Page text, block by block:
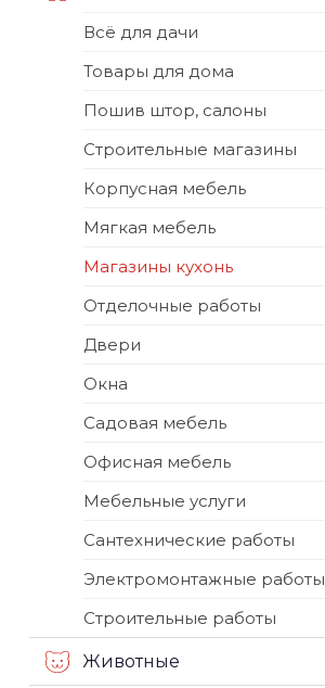
Всё для дачи
Товары для дома
Пошив штор, салоны
Строительные магазины
Корпусная мебель
Мягкая мебель
Магазины кухонь
Отделочные работы
Двери
Окна
Садовая мебель
Офисная мебель
Мебельные услуги
Сантехнические работы
Электромонтажные работы
Строительные работы
Животные